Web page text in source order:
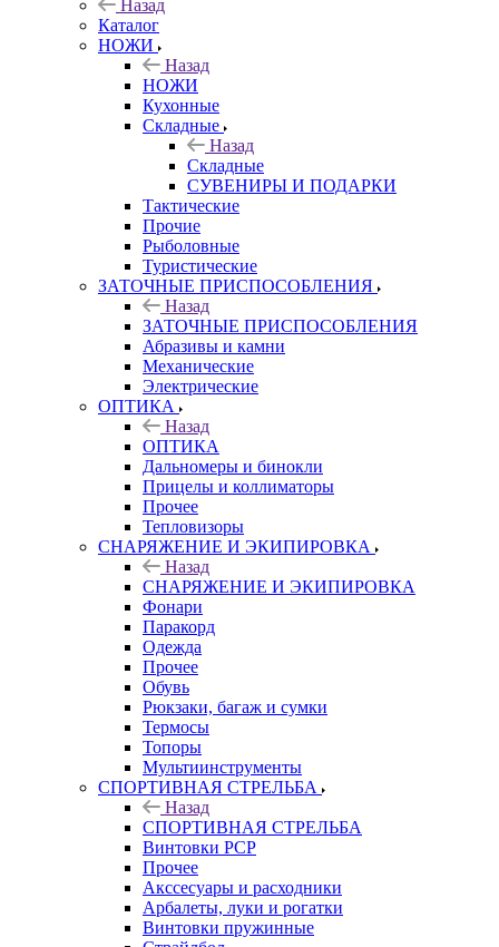
Назад
Каталог
НОЖИ
Назад
НОЖИ
Кухонные
Складные
Назад
Складные
СУВЕНИРЫ И ПОДАРКИ
Тактические
Прочие
Рыболовные
Туристические
ЗАТОЧНЫЕ ПРИСПОСОБЛЕНИЯ
Назад
ЗАТОЧНЫЕ ПРИСПОСОБЛЕНИЯ
Абразивы и камни
Механические
Электрические
ОПТИКА
Назад
ОПТИКА
Дальномеры и бинокли
Прицелы и коллиматоры
Прочее
Тепловизоры
СНАРЯЖЕНИЕ И ЭКИПИРОВКА
Назад
СНАРЯЖЕНИЕ И ЭКИПИРОВКА
Фонари
Паракорд
Одежда
Прочее
Обувь
Рюкзаки, багаж и сумки
Термосы
Топоры
Мультиинструменты
СПОРТИВНАЯ СТРЕЛЬБА
Назад
СПОРТИВНАЯ СТРЕЛЬБА
Винтовки PCP
Прочее
Акссесуары и расходники
Арбалеты, луки и рогатки
Винтовки пружинные